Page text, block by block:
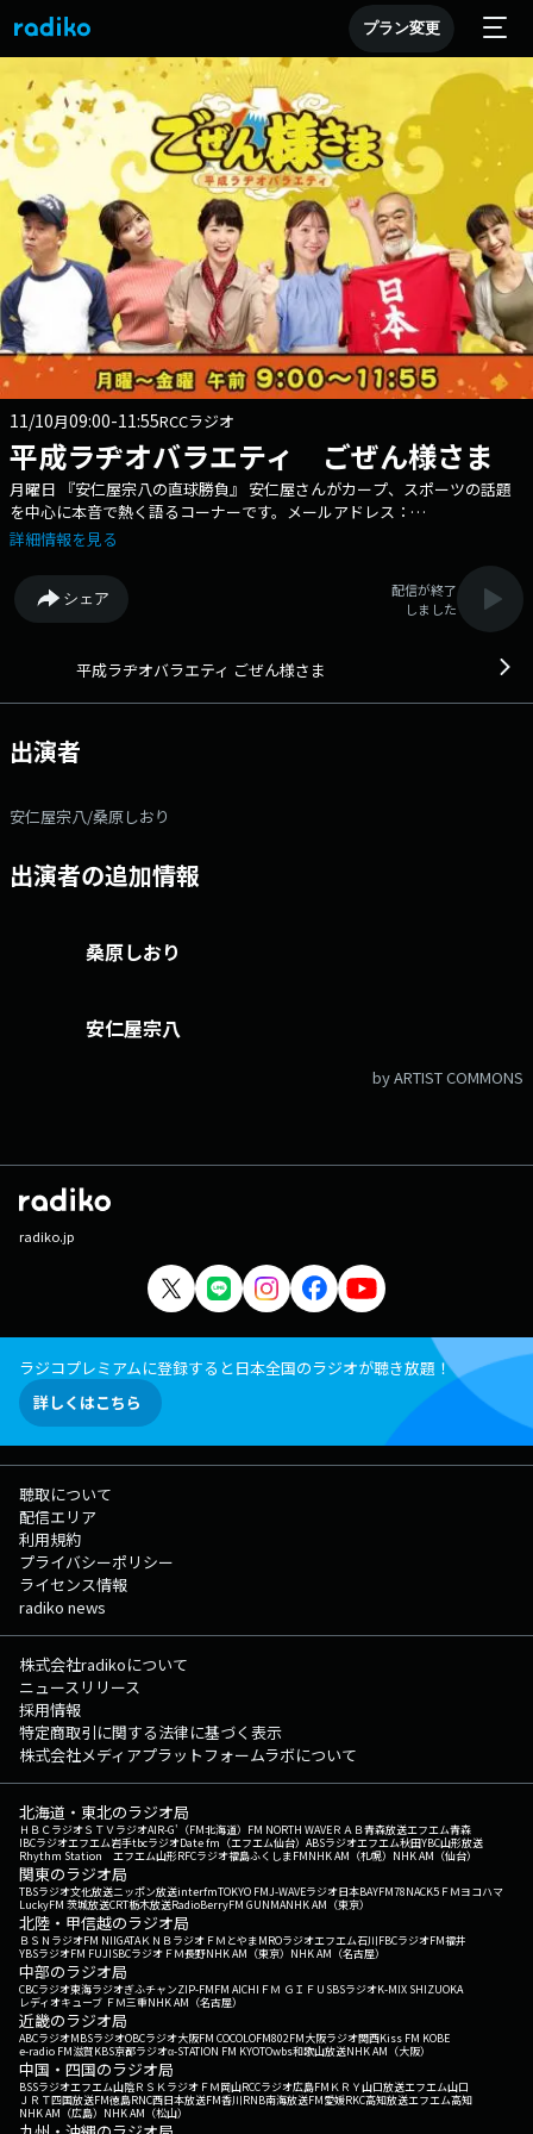
プラン変更
11/10月09:00-11:55RCCラジオ
平成ラヂオバラエティ ごぜん様さま
月曜日 『安仁屋宗八の直球勝負』 安仁屋さんがカープ、スポーツの話題
を中心に本音で熱く語るコーナーです。メールアドレス：
gozen@rcc.net ホームページhttps://radio.rcc.jp/gozen/ 9:02 ごぜ
文 9:35 ごぜん様会議 10:10 スポーツ一直線 10:15 ヤマスイお買い得
情報 10:40 ラジオカー 11:00 ジャパネットたかたラジオショッピング
11:05 ごぜん様会議其の弐 11:25 特集コーナー安仁屋の直球勝負(月) ご
画音楽コーナー(金)
詳細情報を見る
シェア
配信が終了
しました
平成ラヂオバラエティ ごぜん様さま
出演者
安仁屋宗八/桑原しおり
出演者の追加情報
桑原しおり
安仁屋宗八
by ARTIST COMMONS
radiko.jp
ラジコプレミアムに登録すると日本全国のラジオが聴き放題！
詳しくはこちら
聴取について
配信エリア
利用規約
プライバシーポリシー
ライセンス情報
radiko news
株式会社radikoについて
ニュースリリース
採用情報
特定商取引に関する法律に基づく表示
株式会社メディアプラットフォームラボについて
北海道・東北のラジオ局
ＨＢＣラジオＳＴＶラジオAIR-G'（FM北海道） FM NORTH WAVEＲＡＢ青森放送エフエム青森
IBCラジオエフエム岩手tbcラジオDate fm（エフエム仙台） ABSラジオエフエム秋田YBC山形放送
Rhythm Station エフエム山形RFCラジオ福島ふくしまFMNHK AM（札幌） NHK AM（仙台）
関東のラジオ局
TBSラジオ文化放送ニッポン放送interfmTOKYO FMJ-WAVEラジオ日本BAYFM78NACK5 ＦＭヨコハマ
LuckyFM 茨城放送CRT栃木放送RadioBerryFM GUNMANHK AM（東京）
北陸・甲信越のラジオ局
ＢＳＮラジオFM NIIGATAＫＮＢラジオ ＦＭとやまMROラジオエフエム石川FBCラジオFM福井
YBSラジオFM FUJISBCラジオ ＦＭ長野NHK AM（東京） NHK AM（名古屋）
中部のラジオ局
CBCラジオ東海ラジオぎふチャンZIP-FMFM AICHI ＦＭ ＧＩＦＵ SBSラジオK-MIX SHIZUOKA
レディオキューブ ＦＭ三重NHK AM（名古屋）
近畿のラジオ局
ABCラジオMBSラジオOBCラジオ大阪FM COCOLOFM802FM大阪ラジオ関西Kiss FM KOBE
e-radio FM滋賀KBS京都ラジオα-STATION FM KYOTOwbs和歌山放送NHK AM（大阪）
中国・四国のラジオ局
BSSラジオエフエム山陰ＲＳＫラジオ ＦＭ岡山RCCラジオ広島FM ＫＲＹ山口放送エフエム山口
ＪＲＴ四国放送FM徳島RNC西日本放送FM香川RNB南海放送FM愛媛RKC高知放送エフエム高知
NHK AM（広島） NHK AM（松山）